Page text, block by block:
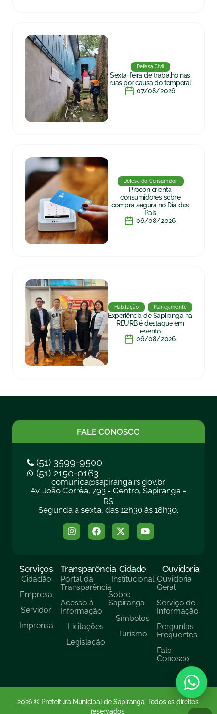
Defesa Civil
Sexta-feira de trabalho nas
ruas por causa do temporal
07/08/2026
Defesa do Consumidor
Procon orienta
consumidores sobre
compra segura no Dia dos
Pais
06/08/2026
Habitação Planejamento
Experiência de Sapiranga na
REURB é destaque em
evento
06/08/2026
FALE CONOSCO
(51) 3599-9500
(51) 2150-0163
comunica@sapiranga.rs.gov.br
Av. João Corrêa, 793 - Centro, Sapiranga -
RS
Segunda a sexta, das 12h30 às 18h30.
Serviços
Cidadão
Empresa
Servidor
Imprensa
Transparência
Portal da
Transparência
Acesso à
Informação
Licitações
Legislação
Cidade
Institucional
Sobre
Sapiranga
Símbolos
Turísmo
Ouvidoria
Ouvidoria
Geral
Serviço de
Informação
Perguntas
Frequentes
Fale
Conosco
2026 © Prefeitura Municipal de Sapiranga. Todos os direitos
reservados.